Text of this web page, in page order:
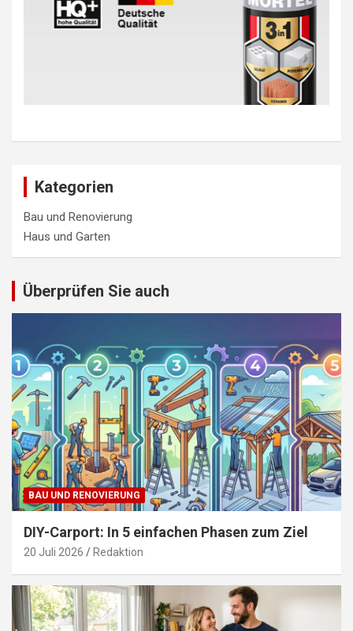
Kategorien
Bau und Renovierung
Haus und Garten
Überprüfen Sie auch
BAU UND RENOVIERUNG
DIY-Carport: In 5 einfachen Phasen zum Ziel
20 Juli 2026 Redaktion